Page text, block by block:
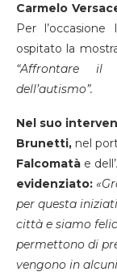
Carmelo
Per
ospitato la
“Affrontare il
dell’autismo”.
Nel suo
Brunetti, nel
Falcomatà e
evidenziato:
per questa
città e siamo
permettono di
vengono in